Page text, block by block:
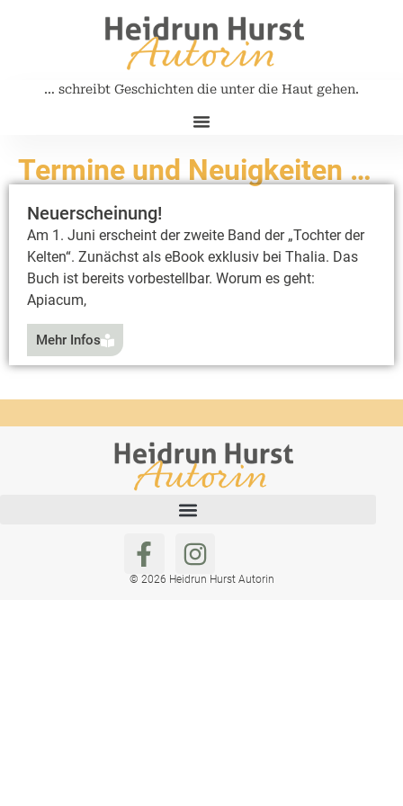
… schreibt Geschichten die unter die Haut gehen.
Termine und Neuigkeiten …
Neuerscheinung!
Am 1. Juni erscheint der zweite Band der „Tochter der
Kelten“. Zunächst als eBook exklusiv bei Thalia. Das
Buch ist bereits vorbestellbar. Worum es geht:
Apiacum,
Mehr Infos
© 2026 Heidrun Hurst Autorin